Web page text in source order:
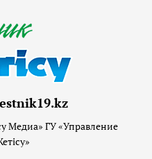
Медиа» ГУ «Управление